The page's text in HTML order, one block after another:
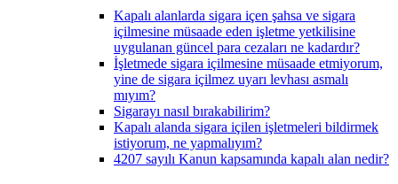
Kapalı alanlarda sigara içen şahsa ve sigara
içilmesine müsaade eden işletme yetkilisine
uygulanan güncel para cezaları ne kadardır?
İşletmede sigara içilmesine müsaade etmiyorum,
yine de sigara içilmez uyarı levhası asmalı
mıyım?
Sigarayı nasıl bırakabilirim?
Kapalı alanda sigara içilen işletmeleri bildirmek
istiyorum, ne yapmalıyım?
4207 sayılı Kanun kapsamında kapalı alan nedir?